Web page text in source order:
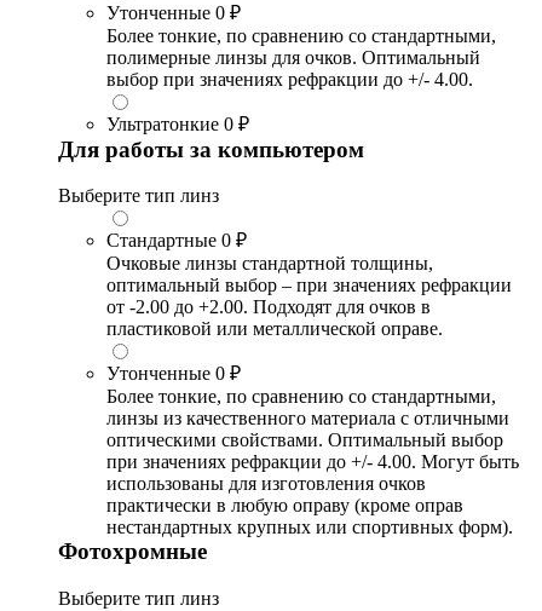
Утонченные 0 ₽
Более тонкие, по сравнению со стандартными,
полимерные линзы для очков. Оптимальный
выбор при значениях рефракции до +/- 4.00.
Ультратонкие 0 ₽
Для работы за компьютером
Выберите тип линз
Стандартные 0 ₽
Очковые линзы стандартной толщины,
оптимальный выбор – при значениях рефракции
от -2.00 до +2.00. Подходят для очков в
пластиковой или металлической оправе.
Утонченные 0 ₽
Более тонкие, по сравнению со стандартными,
линзы из качественного материала с отличными
оптическими свойствами. Оптимальный выбор
при значениях рефракции до +/- 4.00. Могут быть
использованы для изготовления очков
практически в любую оправу (кроме оправ
нестандартных крупных или спортивных форм).
Фотохромные
Выберите тип линз